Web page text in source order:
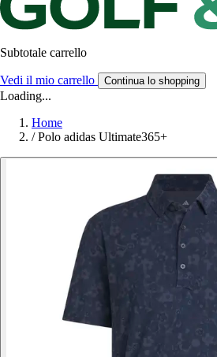
Subtotale carrello
Vedi il mio carrello Continua lo shopping
Loading...
Home
/ Polo adidas Ultimate365+